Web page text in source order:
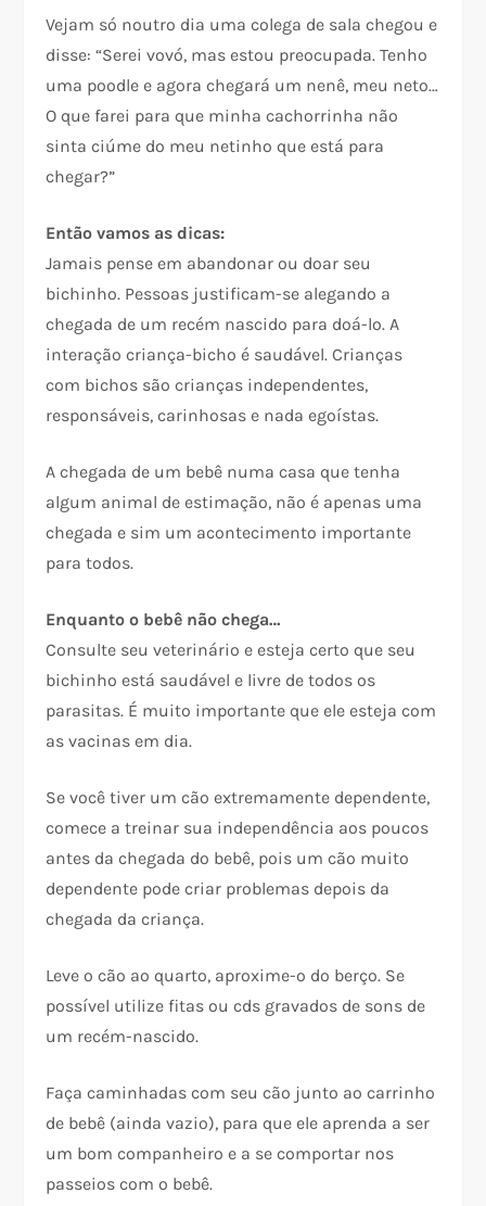
Vejam só noutro dia uma colega de sala chegou e
disse: “Serei vovó, mas estou preocupada. Tenho
uma poodle e agora chegará um nenê, meu neto…
O que farei para que minha cachorrinha não
sinta ciúme do meu netinho que está para
chegar?”
Então vamos as dicas:
Jamais pense em abandonar ou doar seu
bichinho. Pessoas justificam-se alegando a
chegada de um recém nascido para doá-lo. A
interação criança-bicho é saudável. Crianças
com bichos são crianças independentes,
responsáveis, carinhosas e nada egoístas.
A chegada de um bebê numa casa que tenha
algum animal de estimação, não é apenas uma
chegada e sim um acontecimento importante
para todos.
Enquanto o bebê não chega…
Consulte seu veterinário e esteja certo que seu
bichinho está saudável e livre de todos os
parasitas. É muito importante que ele esteja com
as vacinas em dia.
Se você tiver um cão extremamente dependente,
comece a treinar sua independência aos poucos
antes da chegada do bebê, pois um cão muito
dependente pode criar problemas depois da
chegada da criança.
Leve o cão ao quarto, aproxime-o do berço. Se
possível utilize fitas ou cds gravados de sons de
um recém-nascido.
Faça caminhadas com seu cão junto ao carrinho
de bebê (ainda vazio), para que ele aprenda a ser
um bom companheiro e a se comportar nos
passeios com o bebê.